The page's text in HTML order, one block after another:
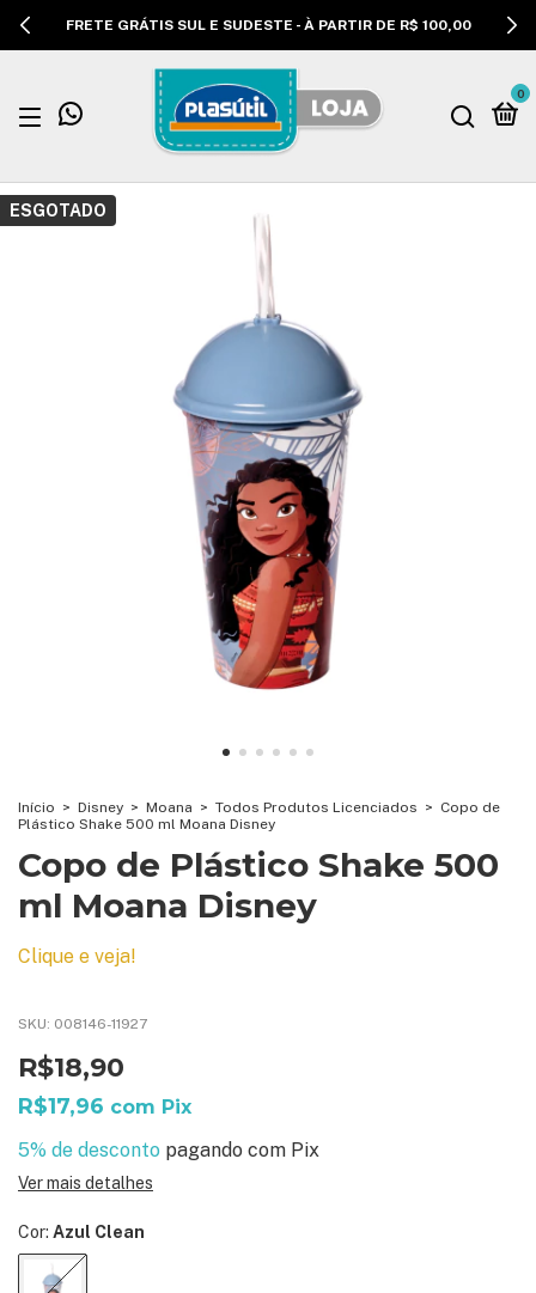
FRETE GRÁTIS SUL E SUDESTE - À PARTIR DE R$ 100,00
0
ESGOTADO
Início > Disney > Moana > Todos Produtos Licenciados > Copo de
Plástico Shake 500 ml Moana Disney
Copo de Plástico Shake 500
ml Moana Disney
Clique e veja!
SKU: 008146-11927
R$18,90
R$17,96 com Pix
5% de desconto pagando com Pix
Ver mais detalhes
Cor: Azul Clean